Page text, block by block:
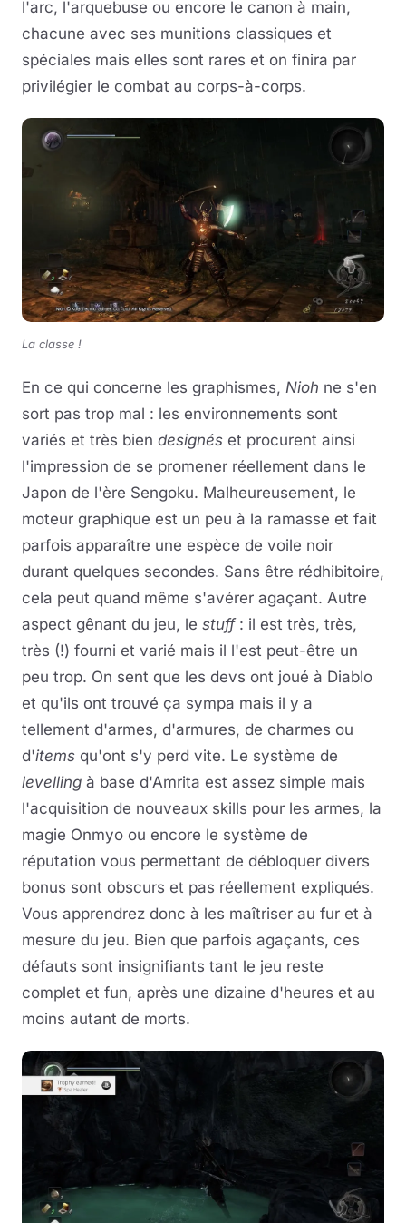
l'arc, l'arquebuse ou encore le canon à main,
chacune avec ses munitions classiques et
spéciales mais elles sont rares et on finira par
privilégier le combat au corps-à-corps.
La classe !
En ce qui concerne les graphismes, Nioh ne s'en
sort pas trop mal : les environnements sont
variés et très bien designés et procurent ainsi
l'impression de se promener réellement dans le
Japon de l'ère Sengoku. Malheureusement, le
moteur graphique est un peu à la ramasse et fait
parfois apparaître une espèce de voile noir
durant quelques secondes. Sans être rédhibitoire,
cela peut quand même s'avérer agaçant. Autre
aspect gênant du jeu, le stuff: il est très, très,
très (!) fourni et varié mais il l'est peut-être un
peu trop. On sent que les devs ont joué à Diablo
et qu'ils ont trouvé ça sympa mais il y a
tellement d'armes, d'armures, de charmes ou
d'items qu'ont s'y perd vite. Le système de
levelling à base d'Amrita est assez simple mais
l'acquisition de nouveaux skills pour les armes, la
magie Onmyo ou encore le système de
réputation vous permettant de débloquer divers
bonus sont obscurs et pas réellement expliqués.
Vous apprendrez donc à les maîtriser au fur et à
mesure du jeu. Bien que parfois agaçants, ces
défauts sont insignifiants tant le jeu reste
complet et fun, après une dizaine d'heures et au
moins autant de morts.